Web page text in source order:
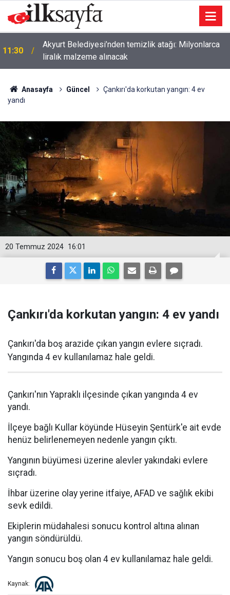
11:30
Akyurt Belediyesi’nden temizlik atağı: Milyonlarca
liralık malzeme alınacak
Anasayfa Güncel
Çankırı'da korkutan yangın: 4 ev
yandı
16:01
20 Temmuz 2024
Çankırı'da korkutan yangın: 4 ev yandı
Çankırı'da boş arazide çıkan yangın evlere sıçradı.
Yangında 4 ev kullanılamaz hale geldi.
Çankırı'nın Yapraklı ilçesinde çıkan yangında 4 ev
yandı.
İlçeye bağlı Kullar köyünde Hüseyin Şentürk'e ait evde
henüz belirlenemeyen nedenle yangın çıktı.
Yangının büyümesi üzerine alevler yakındaki evlere
sıçradı.
İhbar üzerine olay yerine itfaiye, AFAD ve sağlık ekibi
sevk edildi.
Ekiplerin müdahalesi sonucu kontrol altına alınan
yangın söndürüldü.
Yangın sonucu boş olan 4 ev kullanılamaz hale geldi.
Kaynak: